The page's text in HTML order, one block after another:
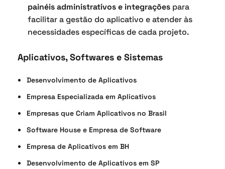
painéis administrativos e integrações para
facilitar a gestão do aplicativo e atender às
necessidades específicas de cada projeto.
Aplicativos, Softwares e Sistemas
Desenvolvimento de Aplicativos
Empresa Especializada em Aplicativos
Empresas que Criam Aplicativos no Brasil
Software House e Empresa de Software
Empresa de Aplicativos em BH
Desenvolvimento de Aplicativos em SP